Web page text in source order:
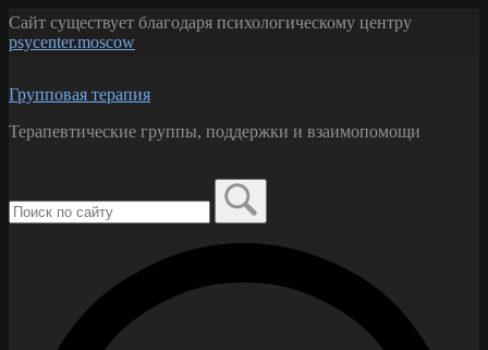
Перейти
к
содержанию
Сайт существует благодаря психологическому центру
psycenter.moscow
Групповая терапия
Терапевтические группы, поддержки и взаимопомощи
по: